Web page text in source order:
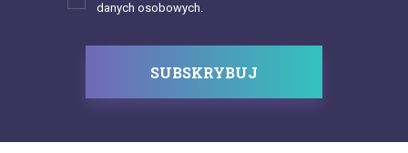
danych osobowych.
SUBSKRYBUJ